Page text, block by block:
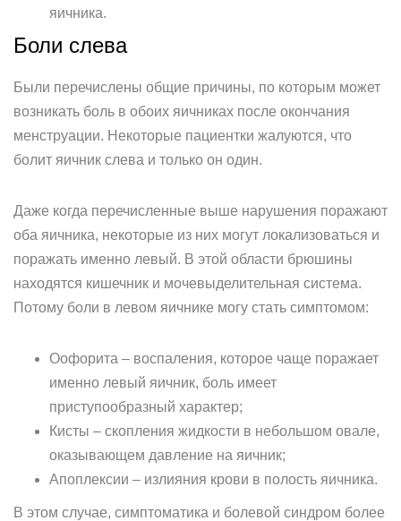
яичника.
Боли слева
Были перечислены общие причины, по которым может
возникать боль в обоих яичниках после окончания
менструации. Некоторые пациентки жалуются, что
болит яичник слева и только он один.
Даже когда перечисленные выше нарушения поражают
оба яичника, некоторые из них могут локализоваться и
поражать именно левый. В этой области брюшины
находятся кишечник и мочевыделительная система.
Потому боли в левом яичнике могу стать симптомом:
Оофорита – воспаления, которое чаще поражает
именно левый яичник, боль имеет
приступообразный характер;
Кисты – скопления жидкости в небольшом овале,
оказывающем давление на яичник;
Апоплексии – излияния крови в полость яичника.
В этом случае, симптоматика и болевой синдром более